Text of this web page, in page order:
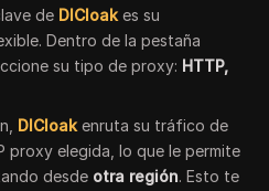
de DICloak es su
Dentro de la pestaña
su tipo de proxy: HTTP,
DICloak enruta su tráfico de
proxy elegida, lo que le permite
desde otra región. Esto te